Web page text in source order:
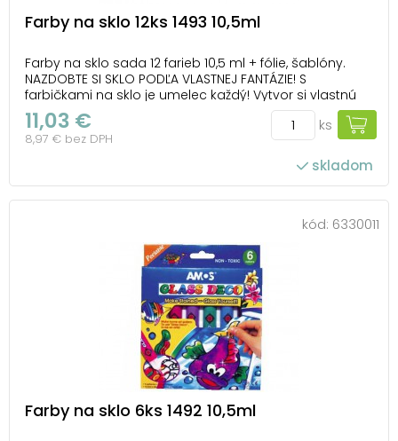
Farby na sklo 12ks 1493 10,5ml
Farby na sklo sada 12 farieb 10,5 ml + fólie, šablóny.
NAZDOBTE SI SKLO PODĽA VLASTNEJ FANTÁZIE! S
farbičkami na sklo je umelec každý! Vytvor si vlastnú
kúzelnú výzdobu! Vhodné na okno, zrkadlo, dlaždice, ai.
Farby sú netoxické. BALENIE OBSAHUJE: - 1 ks ružovej
farby s trblietkami 10,5 ml ...
11,03 €
8,97 € bez DPH
ks
skladom
kód: 6330011
Farby na sklo 6ks 1492 10,5ml